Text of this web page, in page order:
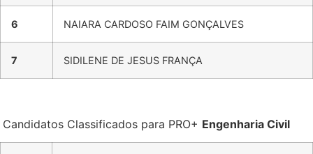
6 NAIARA CARDOSO FAIM GONÇALVES
7 SIDILENE DE JESUS FRANÇA
Candidatos Classificados para PRO+ Engenharia Civil